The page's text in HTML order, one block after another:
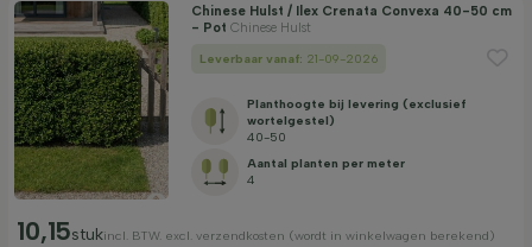
Chinese Hulst / Ilex Crenata Convexa 40-50 cm
- Pot Chinese Hulst
Leverbaar vanaf: 21-09-2026
Planthoogte bij levering (exclusief
wortelgestel)
40-50
Aantal planten per meter
4
10,15stukincl. BTW. excl. verzendkosten (wordt in winkelwagen berekend)